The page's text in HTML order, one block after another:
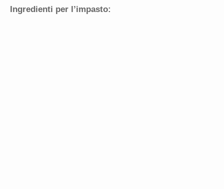
Ingredienti per l’impasto: